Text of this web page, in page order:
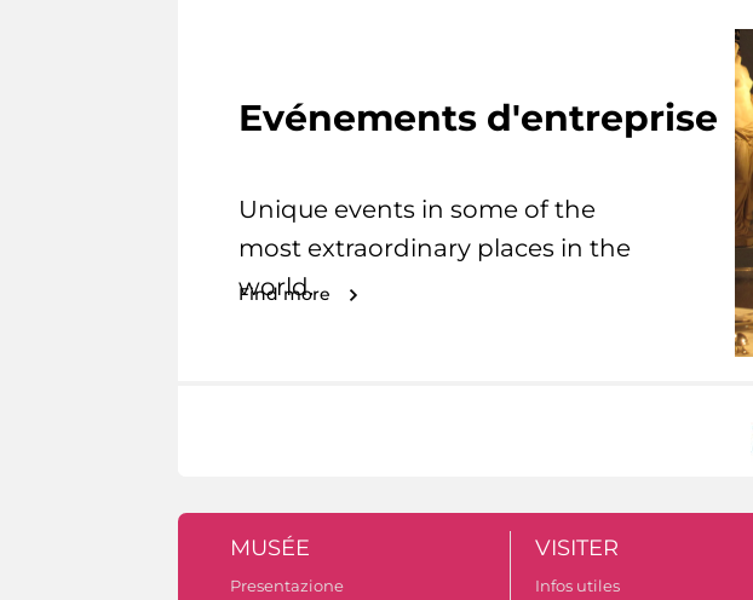
Evénements d'entreprise
Unique events in some of the
most extraordinary places in the
world.
Find more
MUSÉE
Presentazione
VISITER
Infos utiles